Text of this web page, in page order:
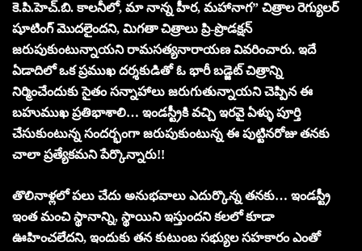
కె.పి.హెచ్.బి. కాలనీలో, మా నాన్న హీర, మహానాగ” చిత్రాల రెగ్యులర్
షూటింగ్ మొదలైందని, మిగతా చిత్రాలు ప్రి-ప్రొడక్షన్
జరుపుకుంటున్నాయని రామసత్యనారాయణ వివరించారు. ఇదే
ఏడాదిలో ఒక ప్రముఖ దర్శకుడితో ఓ భారీ బడ్జెట్ చిత్రాన్ని
నిర్మించేందుకు సైతం సన్నాహాలు జరుగుతున్నాయని చెప్పిన ఈ
బహుముఖ ప్రతిభాశాలి… ఇండస్ట్రీకి వచ్చి ఇరవై ఏళ్ళు పూర్తి
చేసుకుంటున్న సందర్భంగా జరుపుకుంటున్న ఈ పుట్టినరోజు తనకు
చాలా ప్రత్యేకమని పేర్కొన్నారు!!
తొలినాళ్లలో పలు చేదు అనుభవాలు ఎదుర్కొన్న తనకు… ఇండస్ట్రీ
ఇంత మంచి స్థానాన్ని, స్థాయిని ఇస్తుందని కలలో కూడా
ఊహించలేదని, ఇందుకు తన కుటుంబ సభ్యుల సహకారం ఎంతో